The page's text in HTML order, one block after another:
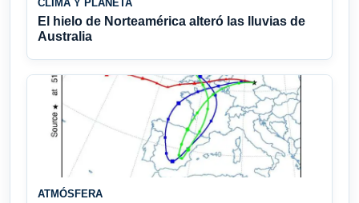
CLIMA Y PLANETA
El hielo de Norteamérica alteró las lluvias de
Australia
ATMÓSFERA